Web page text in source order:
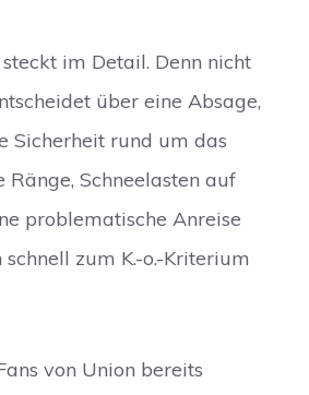
im Detail. Denn nicht
über eine Absage,
Sicherheit rund um das
Ränge, Schneelasten auf
problematische Anreise
schnell zum K.-o.-Kriterium
von Union bereits